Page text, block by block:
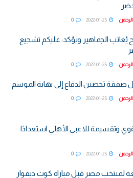
0
الجماهير ويؤكد: عليكم تشجيع
0
صفقة تحصين الدفاع إلى نهاية الموسم
0
وتقسيمة للاعبي الأهلي استعدادًا
0
لمنتخب مصر قبل مباراة كوت ديفوار